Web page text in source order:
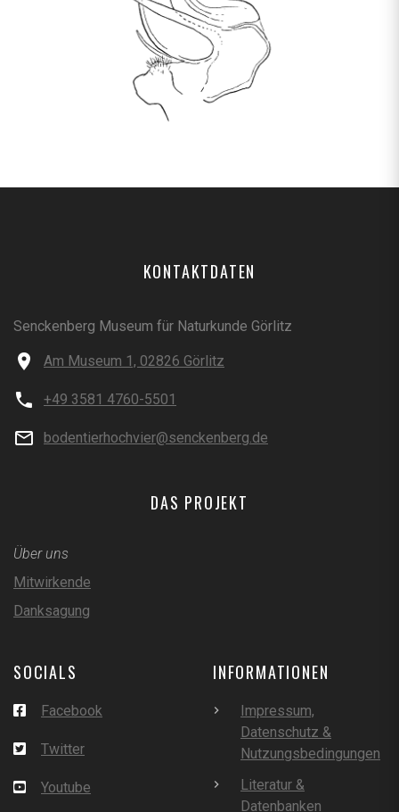
KONTAKTDATEN
Senckenberg Museum für Naturkunde Görlitz
Am Museum 1, 02826 Görlitz
+49 3581 4760-5501
bodentierhochvier@senckenberg.de
DAS PROJEKT
Über uns
Mitwirkende
Danksagung
SOCIALS
Facebook
Twitter
Youtube
INFORMATIONEN
Impressum,
Datenschutz &
Nutzungsbedingungen
Literatur &
Datenbanken